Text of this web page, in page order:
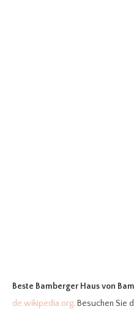
Beste Bamberger Hausvon
de.wikipedia.org. Besuchen Sie